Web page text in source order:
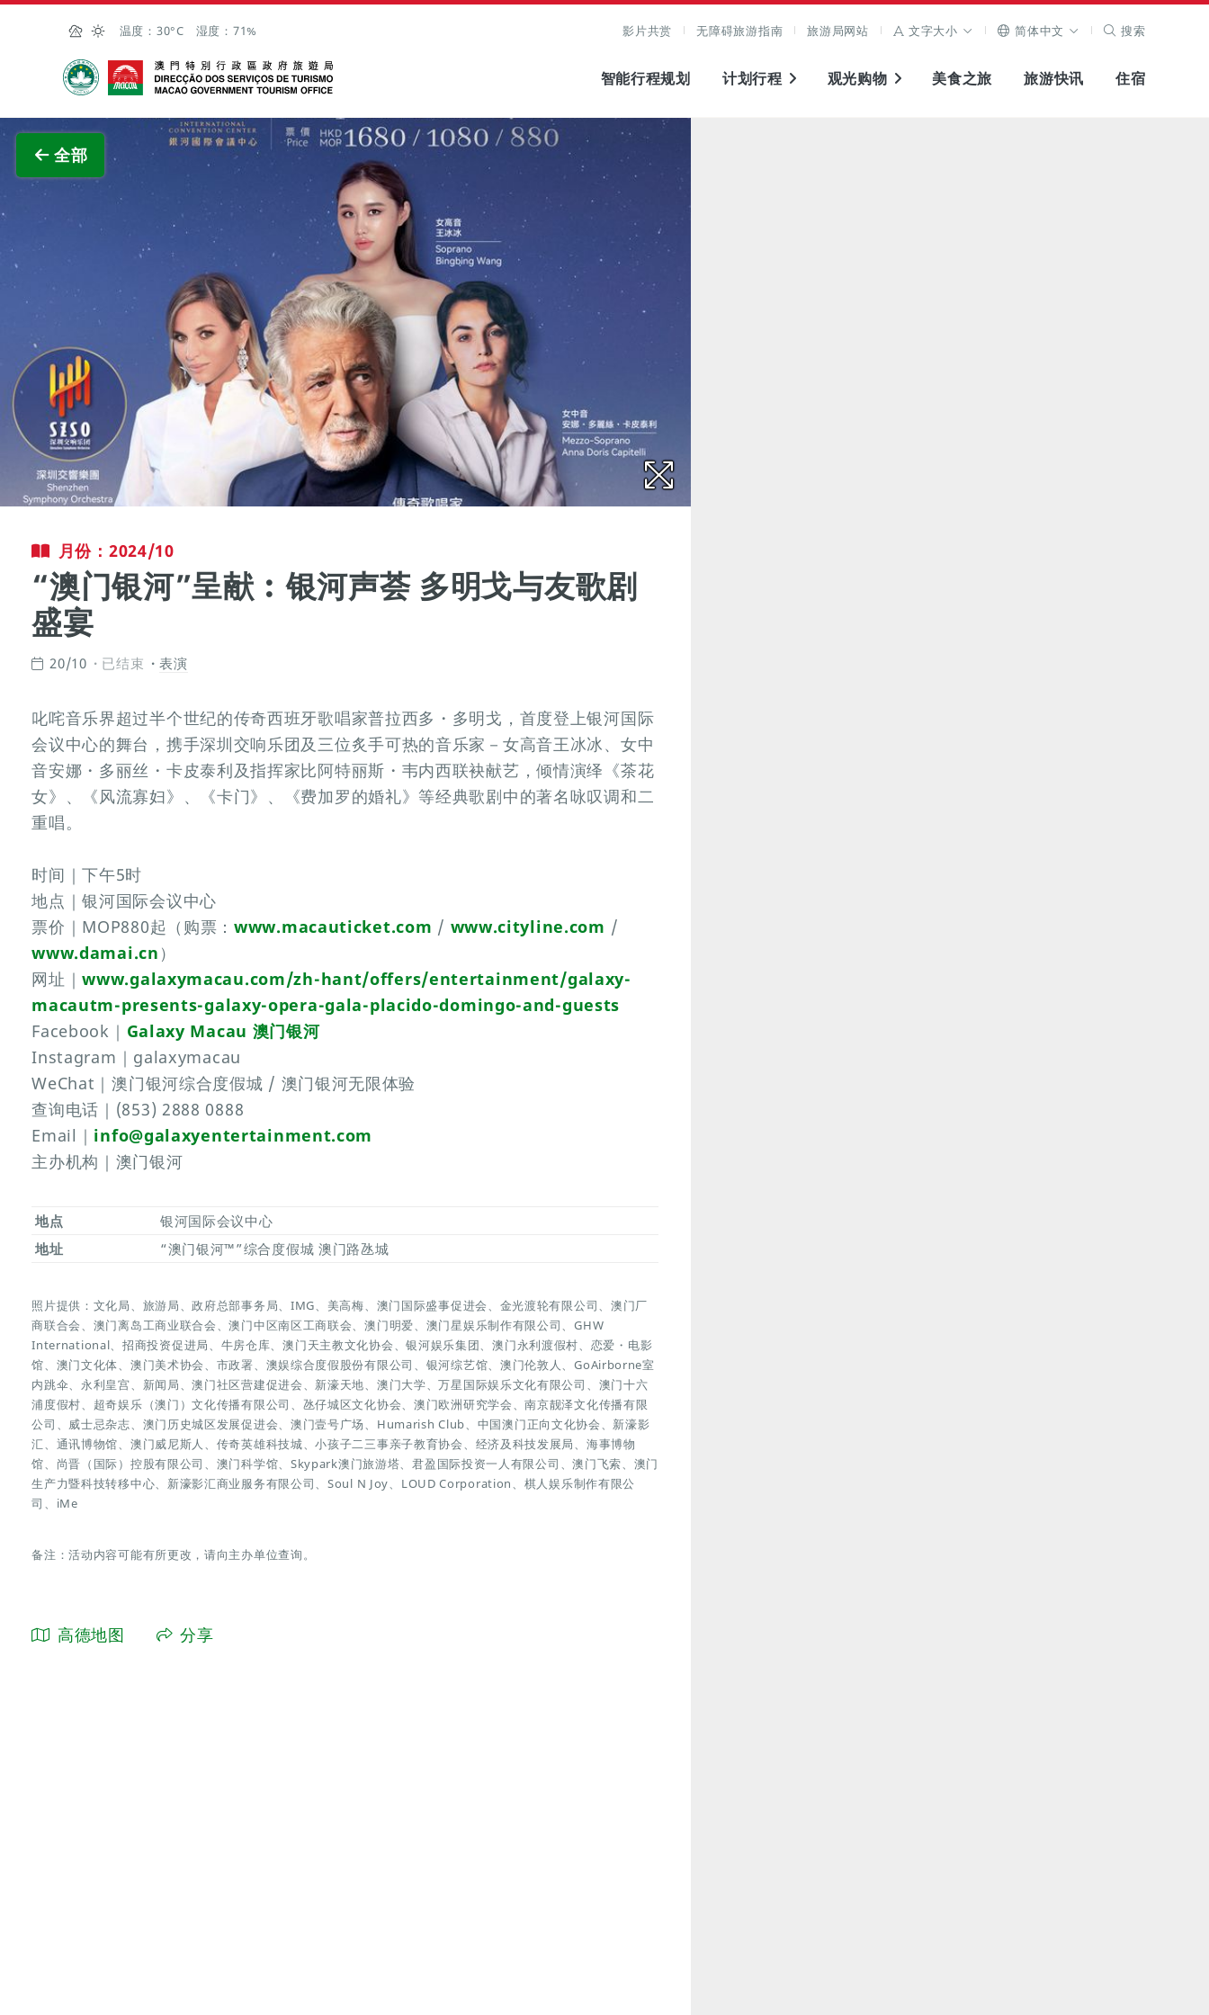
跳至主内容
温度： 30°C 湿度： 71% 影片共赏 无障碍旅游指南 旅游局网站 文字大小 简体中文 搜索
澳门特别行政区政府旅游局
智能行程规划 计划行程 观光购物 美食之旅 旅游快讯 住宿
全部
查看原图
月份：2024/10
“澳门银河”呈献︰银河声荟 多明戈与友歌剧
盛宴
20/10 已结束 表演
叱咤音乐界超过半个世纪的传奇西班牙歌唱家普拉西多・多明戈，首度登上银河国际
会议中心的舞台，携手深圳交响乐团及三位炙手可热的音乐家－女高音王冰冰、女中
音安娜・多丽丝・卡皮泰利及指挥家比阿特丽斯・韦内西联袂献艺，倾情演绎《茶花
女》、《风流寡妇》、《卡门》、《费加罗的婚礼》等经典歌剧中的著名咏叹调和二
重唱。
时间｜下午5时
地点｜银河国际会议中心
票价｜MOP880起（购票：www.macauticket.com / www.cityline.com /
www.damai.cn ）
网址｜www.galaxymacau.com/zh-hant/offers/entertainment/galaxy-
macautm-presents-galaxy-opera-gala-placido-domingo-and-guests
Facebook｜ Galaxy Macau 澳门银河
Instagram｜galaxymacau
WeChat｜澳门银河综合度假城 / 澳门银河无限体验
查询电话｜(853) 2888 0888
Email｜ info@galaxyentertainment.com
主办机构｜澳门银河
地点
银河国际会议中心
地址
“澳门银河™”综合度假城 澳门路氹城
照片提供：文化局、旅游局、政府总部事务局、IMG、美高梅、澳门国际盛事促进会、金光渡轮有限公司、澳门厂
商联合会、澳门离岛工商业联合会、澳门中区南区工商联会、澳门明爱、澳门星娱乐制作有限公司、GHW
International、招商投资促进局、牛房仓库、澳门天主教文化协会、银河娱乐集团、澳门永利渡假村、恋爱・电影
馆、澳门文化体、澳门美术协会、市政署、澳娱综合度假股份有限公司、银河综艺馆、澳门伦敦人、GoAirborne室
内跳伞、永利皇宫、新闻局、澳门社区营建促进会、新濠天地、澳门大学、万星国际娱乐文化有限公司、澳门十六
浦度假村、超奇娱乐（澳门）文化传播有限公司、氹仔城区文化协会、澳门欧洲研究学会、南京靓泽文化传播有限
公司、威士忌杂志、澳门历史城区发展促进会、澳门壹号广场、Humarish Club、中国澳门正向文化协会、新濠影
汇、通讯博物馆、澳门威尼斯人、传奇英雄科技城、小孩子二三事亲子教育协会、经济及科技发展局、海事博物
馆、尚晋（国际）控股有限公司、澳门科学馆、Skypark澳门旅游塔、君盈国际投资一人有限公司、澳门飞索、澳门
生产力暨科技转移中心、新濠影汇商业服务有限公司、Soul N Joy、LOUD Corporation、棋人娱乐制作有限公
司、iMe
备注：活动内容可能有所更改，请向主办单位查询。
高德地图 分享